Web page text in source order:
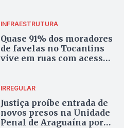
INFRAESTRUTURA
Quase 91% dos moradores
de favelas no Tocantins
vive em ruas com acesso
IRREGULAR
Justiça proíbe entrada de
novos presos na Unidade
Penal de Araguaína por